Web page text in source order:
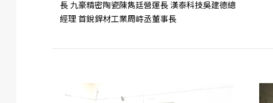
長 九豪精密陶瓷陳雋廷營運長 漢泰科技吳建德總
經理 首銳銲材工業周峙丞董事長